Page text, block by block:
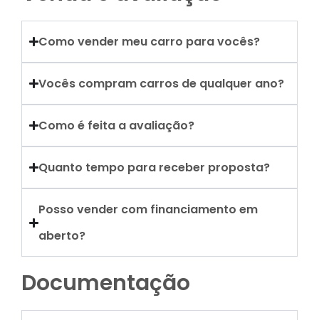
Como vender meu carro para vocês?
Vocês compram carros de qualquer ano?
Como é feita a avaliação?
Quanto tempo para receber proposta?
Posso vender com financiamento em
aberto?
Documentação